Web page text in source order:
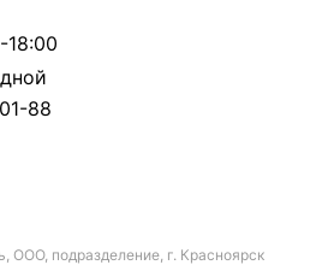
18:00
88
ООО, подразделение, г. Красноярск